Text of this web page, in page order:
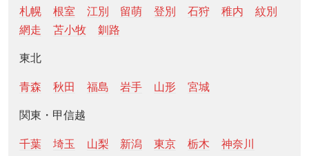
札幌
根室 江別 留萌 登別 石狩 稚内
紋別
網走
苫小牧 釧路
東北
青森 秋田 福島 岩手 山形 宮城
関東・甲信越
千葉 埼玉 山梨 新潟 東京 栃木
神奈川